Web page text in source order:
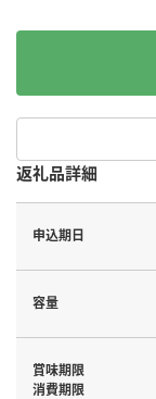
返礼品詳細
申込期日
容量
賞味期限
消費期限